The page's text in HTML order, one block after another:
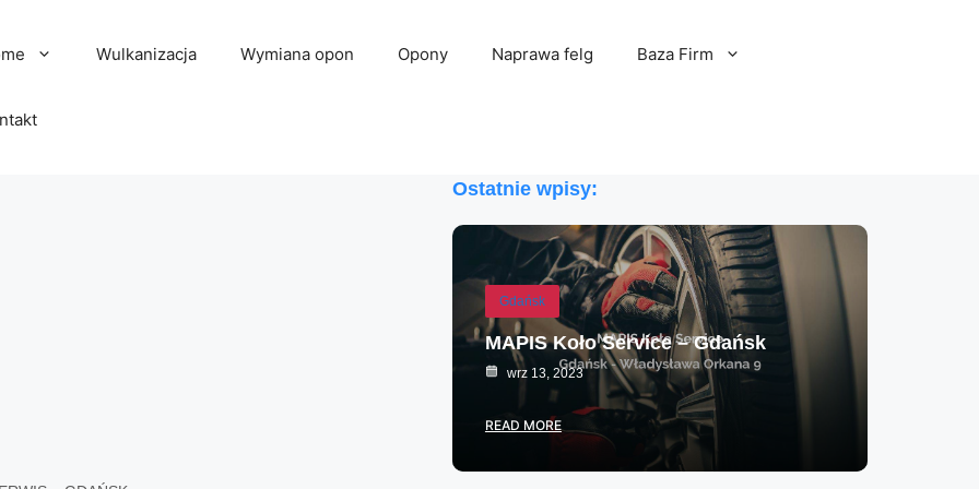
Wulkanizacja Wymiana opon Opony Naprawa felg Baza Firm
Ostatnie wpisy:
Gdańsk
MAPIS Koło Service – Gdańsk
wrz 13, 2023
READ MORE